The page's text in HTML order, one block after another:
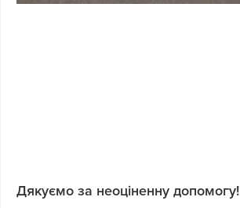
Дякуємо за неоціненну допомогу!